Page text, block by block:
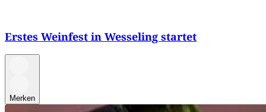
Erstes Weinfest in Wesseling startet
Merken